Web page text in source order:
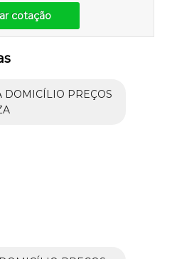
cotação
DOMICÍLIO PREÇOS